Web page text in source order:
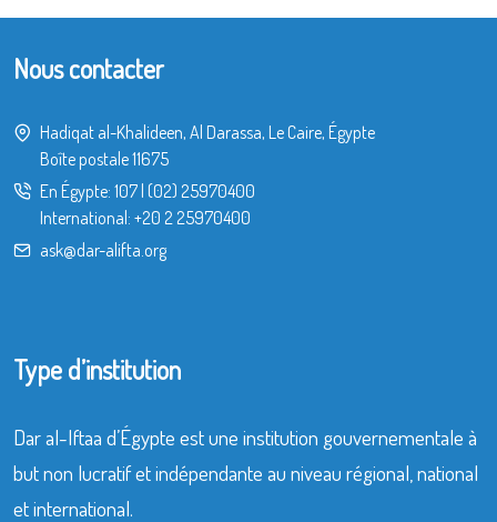
Nous contacter
Hadiqat al-Khalideen, Al Darassa, Le Caire, Égypte
Boîte postale 11675
En Égypte: 107| (02) 25970400
International: +20 2 25970400
ask@dar-alifta.org
Type d’institution
Dar al-Iftaa d’Égypte est une institution gouvernementale à
but non lucratif et indépendante au niveau régional, national
et international.